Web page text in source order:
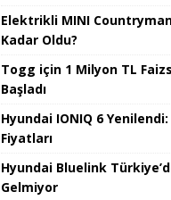
Elektrikli MINI
Kadar Oldu?
Togg için 1 Milyon TL
Başladı
Hyundai IONIQ 6
Fiyatları
Hyundai Bluelink
Gelmiyor